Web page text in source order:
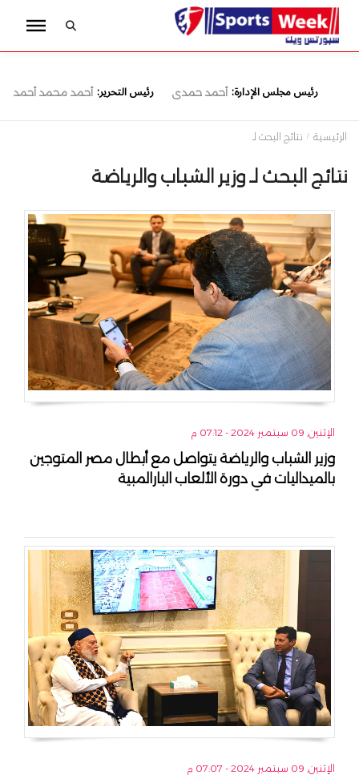
رئيس مجلس الإدارة: أحمد حمدى رئيس التحرير: أحمد محمد أحمد
الرئيسية نتائج البحث لـ
نتائج البحث لـ وزير الشباب والرياضة
الإثنين, 09 سبتمبر 2024 - 07:12 م
وزير الشباب والرياضة يتواصل مع أبطال مصر المتوجين
بالميداليات في دورة الألعاب البارالمبية
الإثنين, 09 سبتمبر 2024 - 07:07 م